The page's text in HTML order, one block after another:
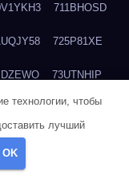
711BHOSD
725P81XE
73UTNHIP
74DVDXRM
технологии, чтобы
лучший
OK